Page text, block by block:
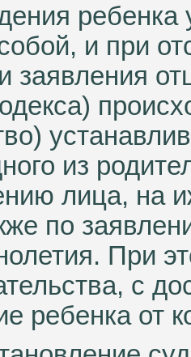
ребенка
и при
заявления
из
лица, на
по
При
с
ребенка от